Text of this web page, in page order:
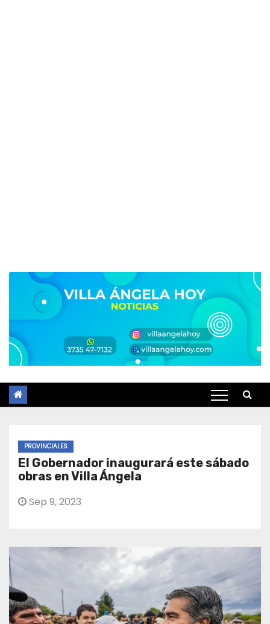
PROVINCIALES
El Gobernador inaugurará este sábado
obras en Villa Ángela
Sep 9, 2023